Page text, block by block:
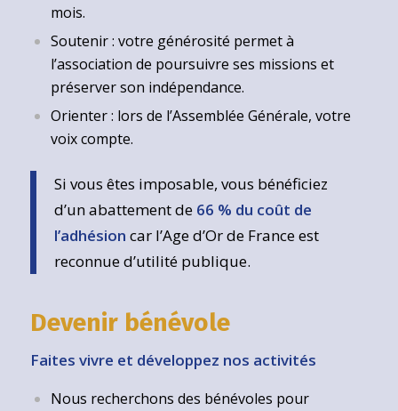
mois.
Soutenir : votre générosité permet à
l’association de poursuivre ses missions et
préserver son indépendance.
Orienter : lors de l’Assemblée Générale, votre
voix compte.
Si vous êtes imposable, vous bénéficiez
d’un abattement de 66 % du coût de
l’adhésion car l’Age d’Or de France est
reconnue d’utilité publique.
Devenir bénévole
Faites vivre et développez nos activités
Nous recherchons des bénévoles pour